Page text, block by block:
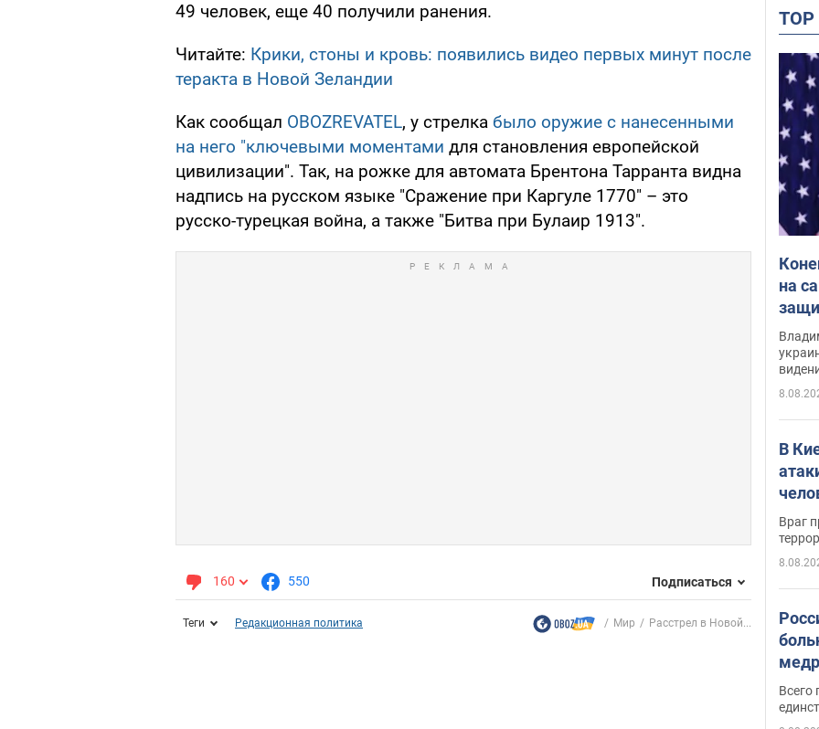
49 человек, еще 40 получили ранения.
Читайте: Крики, стоны и кровь: появились видео первых минут после
теракта в Новой Зеландии
Как сообщал OBOZREVATEL, у стрелка было оружие с нанесенными
на него "ключевыми моментами для становления европейской
цивилизации". Так, на рожке для автомата Брентона Тарранта видна
надпись на русском языке "Сражение при Каргуле 1770" – это
русско-турецкая война, а также "Битва при Булаир 1913".
160 550 Подписаться
Теги Редакционная политика Мир Расстрел в Новой...
на
В
Враг
Всего